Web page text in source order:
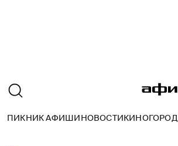
ПИКНИК АФИШИНОВОСТИКИНОГОРОД